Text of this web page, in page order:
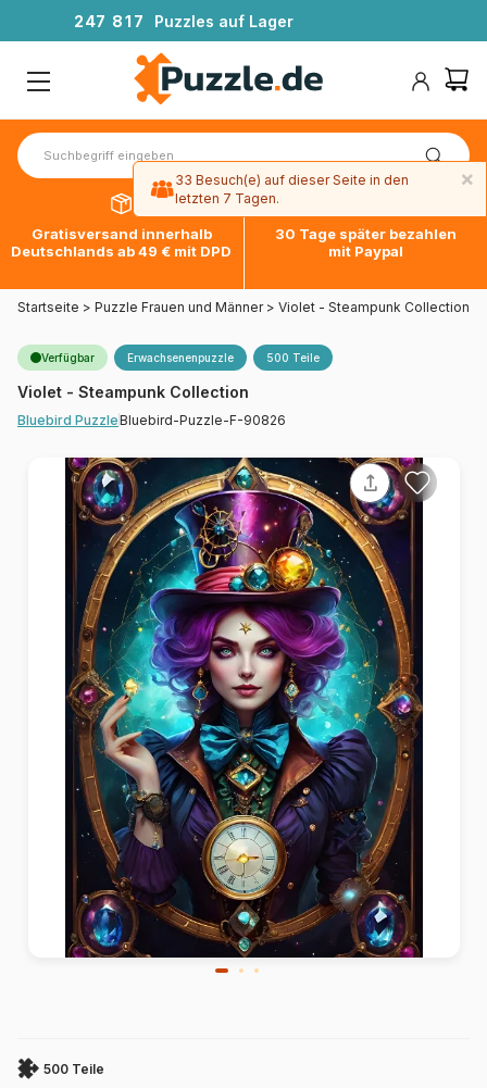
247 81 7 Puzzles auf Lager
Gratisversand innerhalb
Deutschlands ab 49 € mit DPD
30 Tage später bezahlen
mit Paypal
Startseite > Puzzle Frauen und Männer > Violet - Steampunk Collection
Verfügbar Erwachsenenpuzzle 500 Teile
Violet - Steampunk Collection
Bluebird PuzzleBluebird-Puzzle-F-90826
500 Teile
×
33 Besuch(e) auf dieser Seite in den
letzten 7 Tagen.